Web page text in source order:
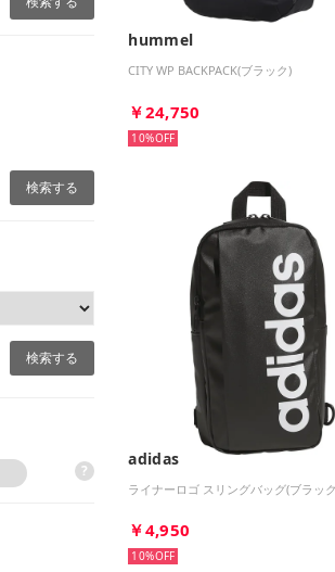
?
hummel
CITY WP BACKPACK(ブラック)
￥24,750
10%
adidas
ライナーロゴ スリングバッグ(ブラッ
￥4,950
10%